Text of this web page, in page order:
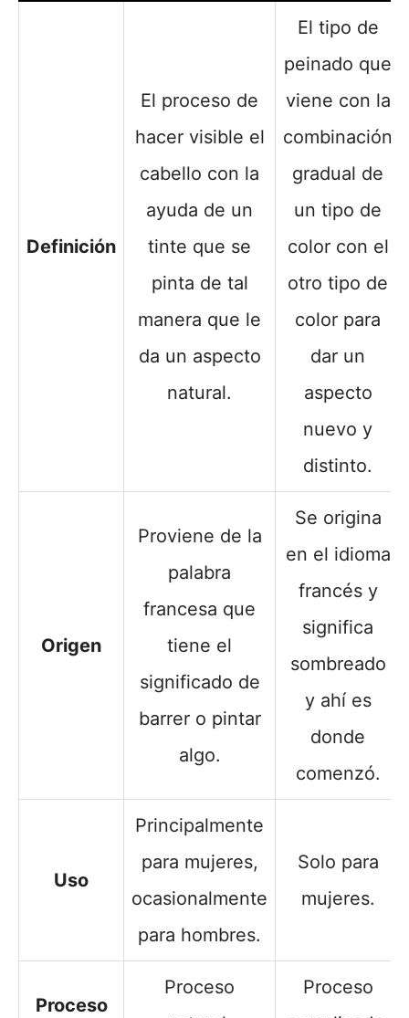
Definición
El proceso de
hacer visible el
cabello con la
ayuda de un
tinte que se
pinta de tal
manera que le
da un aspecto
natural.
El tipo de
peinado que
viene con la
combinación
gradual de
un tipo de
color con el
otro tipo de
color para
dar un
aspecto
nuevo y
distinto.
Origen
Proviene de la
palabra
francesa que
tiene el
significado de
barrer o pintar
algo.
Se origina
en el idioma
francés y
significa
sombreado
y ahí es
donde
comenzó.
Uso
Principalmente
para mujeres,
ocasionalmente
para hombres.
Solo para
mujeres.
Proceso
Proceso
Proceso